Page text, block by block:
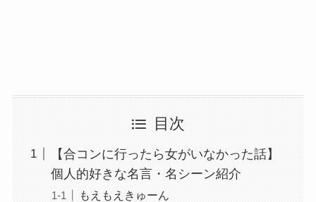
目次
【合コンに行ったら女がいなかった話】
個人的好きな名言・名シーン紹介
もえもえきゅーん